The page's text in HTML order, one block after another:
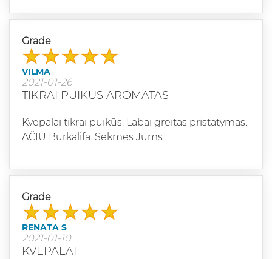
Grade
VILMA
2021-01-26
TIKRAI PUIKUS AROMATAS
Kvepalai tikrai puikūs. Labai greitas pristatymas.
AČIŪ Burkalifa. Sėkmės Jums.
Grade
RENATA S
2021-01-10
KVEPALAI